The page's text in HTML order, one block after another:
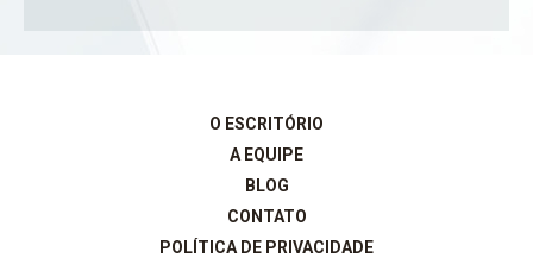
O ESCRITÓRIO
A EQUIPE
BLOG
CONTATO
POLÍTICA DE PRIVACIDADE